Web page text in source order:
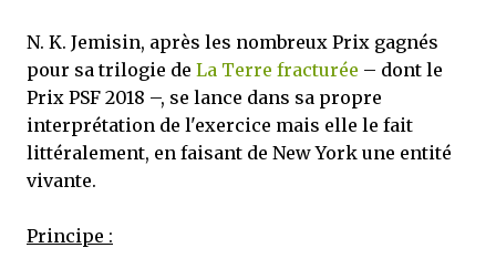
N. K. Jemisin, après les nombreux Prix gagnés
pour sa trilogie de La Terre fracturée – dont le
Prix PSF 2018 –, se lance dans sa propre
interprétation de l'exercice mais elle le fait
littéralement, en faisant de New York une entité
vivante.
Principe :